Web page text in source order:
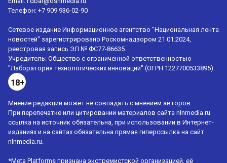
Телефон: +7 909 936-02-90
Сетевое издание Информационное агентство "Национальная лента
новостей" зарегистрировано Роскомнадзором 21.01.2024,
реестровая запись ЭЛ № ФС77-86635.
Учредитель: Общество с ограниченной ответственностью
"Лаборатория технологических инноваций" (ОГРН 1227700533895).
18+
Мнение редакции может не совпадать с мнением авторов.
При перепечатке или цитировании материалов сайта nlnmedia.ru
ссылка на источник обязательна, при использовании в Интернет-
изданиях и на сайтах обязательна прямая гиперссылка на сайт
nlnmedia.ru.
*Meta Platforms признана экстремистской организацией, её